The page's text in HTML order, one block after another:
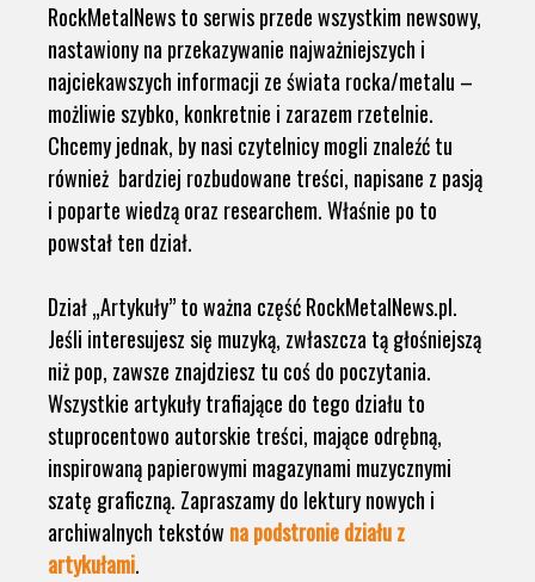
RockMetalNews to serwis przede wszystkim newsowy,
nastawiony na przekazywanie najważniejszych i
najciekawszych informacji ze świata rocka/metalu –
możliwie szybko, konkretnie i zarazem rzetelnie.
Chcemy jednak, by nasi czytelnicy mogli znaleźć tu
również bardziej rozbudowane treści, napisane z pasją
i poparte wiedzą oraz researchem. Właśnie po to
powstał ten dział.
Dział „Artykuły” to ważna część RockMetalNews.pl.
Jeśli interesujesz się muzyką, zwłaszcza tą głośniejszą
niż pop, zawsze znajdziesz tu coś do poczytania.
Wszystkie artykuły trafiające do tego działu to
stuprocentowo autorskie treści, mające odrębną,
inspirowaną papierowymi magazynami muzycznymi
szatę graficzną. Zapraszamy do lektury nowych i
archiwalnych tekstów na podstronie działu z
artykułami.